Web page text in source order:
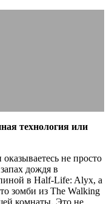
технология или
не просто
дождя в
в Half-Life: Alyx, а
зомби из The Walking
комнаты. Это не